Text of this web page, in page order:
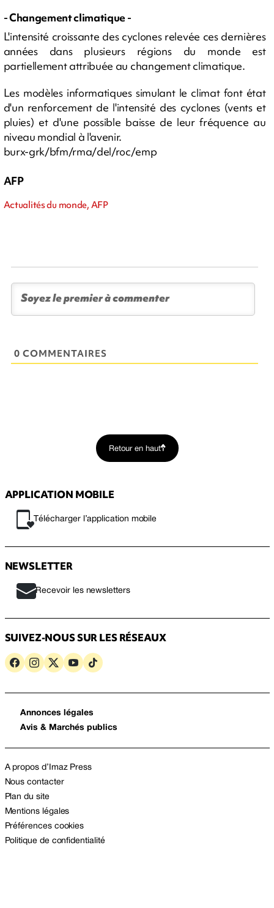
- Changement climatique -
L'intensité croissante des cyclones relevée ces dernières
années dans plusieurs régions du monde est
partiellement attribuée au changement climatique.
Les modèles informatiques simulant le climat font état
d'un renforcement de l'intensité des cyclones (vents et
pluies) et d'une possible baisse de leur fréquence au
niveau mondial à l'avenir.
burx-grk/bfm/rma/del/roc/emp
AFP
Actualités du monde, AFP
0 COMMENTAIRES
Retour en haut
APPLICATION MOBILE
Télécharger l’application mobile
NEWSLETTER
Recevoir les newsletters
SUIVEZ-NOUS SUR LES RÉSEAUX
Annonces légales
Avis & Marchés publics
A propos d’Imaz Press
Nous contacter
Plan du site
Mentions légales
Préférences cookies
Politique de confidentialité